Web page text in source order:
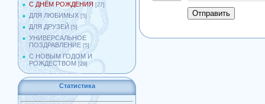
С ДНЁМ РОЖДЕНИЯ [27]
ДЛЯ ЛЮБИМЫХ [5]
ДЛЯ ДРУЗЕЙ [5]
УНИВЕРСАЛЬНОЕ
ПОЗДРАВЛЕНИЕ [5]
С НОВЫМ ГОДОМ И
РОЖДЕСТВОМ [29]
Статистика
Отправить